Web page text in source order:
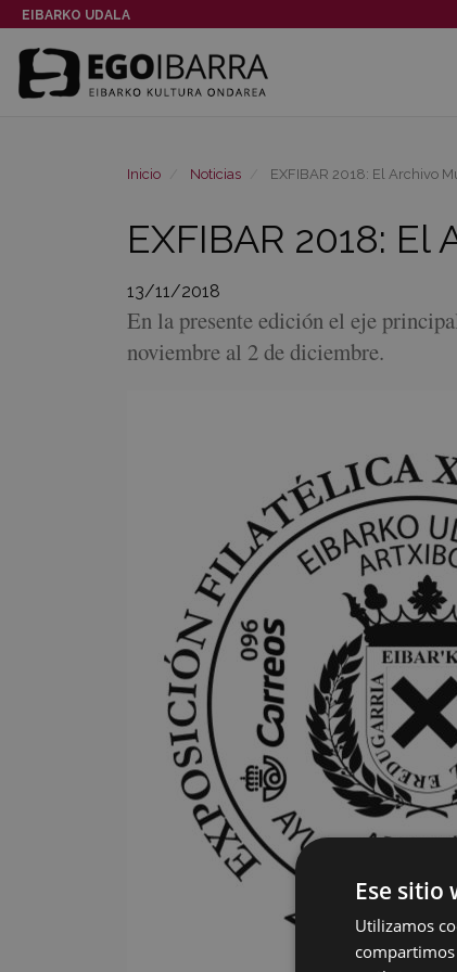
EIBARKO UDALA
Inicio Noticias EXFIBAR 2018: El Archivo
EXFIBAR 2018:
13/11/2018
En la presente edición el eje
noviembre al 2 de diciembre.
Ese sitio
Utilizamos